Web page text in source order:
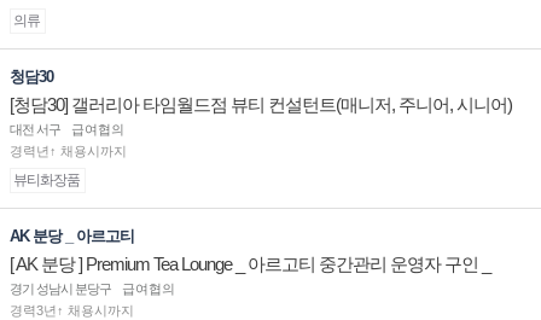
의류
청담30
[청담30] 갤러리아 타임월드점 뷰티 컨설턴트(매니저, 주니어, 시니어)
채용
대전 서구
급여협의
경력년↑ 채용시까지
뷰티화장품
AK 분당 _ 아르고티
[ AK 분당 ] Premium Tea Lounge _ 아르고티 중간관리 운영자 구인 _
경기 성남시 분당구
급여협의
경력3년↑ 채용시까지